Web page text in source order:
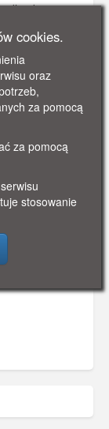
kuracjuszy
- przystań dla
pływają
- Anstalt,
cookies.
oraz
za pomocą
za pomocą
stosowanie